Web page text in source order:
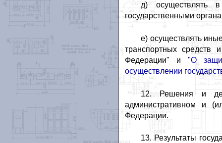
д) осуществлять
государственными
е) осуществлять
транспортных средств
Федерации" и "О
осуществлении
12. Решения и
административном и
Федерации.
13. Результаты